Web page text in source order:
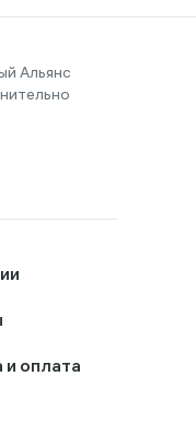
Альянс
и оплата